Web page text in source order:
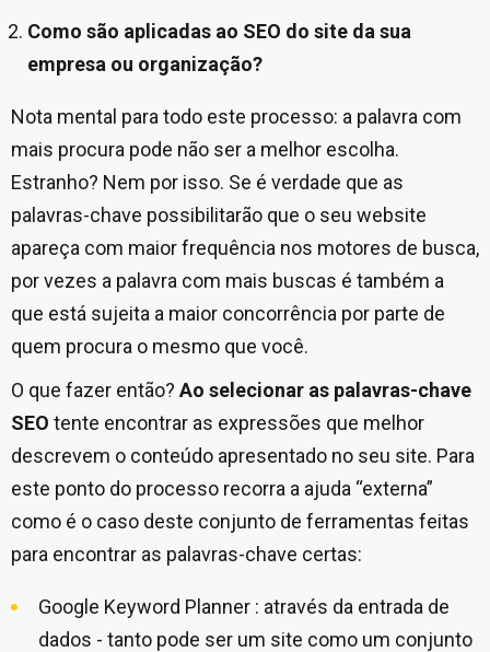
Como são aplicadas ao SEO do site da sua
empresa ou organização?
Nota mental para todo este processo: a palavra com
mais procura pode não ser a melhor escolha.
Estranho? Nem por isso. Se é verdade que as
palavras-chave possibilitarão que o seu website
apareça com maior frequência nos motores de busca,
por vezes a palavra com mais buscas é também a
que está sujeita a maior concorrência por parte de
quem procura o mesmo que você.
O que fazer então? Ao selecionar as palavras-chave
SEO tente encontrar as expressões que melhor
descrevem o conteúdo apresentado no seu site. Para
este ponto do processo recorra a ajuda “externa”
como é o caso deste conjunto de ferramentas feitas
para encontrar as palavras-chave certas:
Google Keyword Planner : através da entrada de
dados - tanto pode ser um site como um conjunto